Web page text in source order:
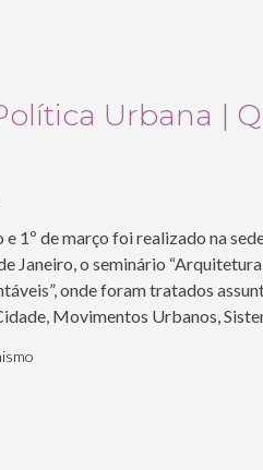
Urbana |
1º de março foi realizado na
Janeiro, o seminário
onde foram tratados
Movimentos Urbanos,